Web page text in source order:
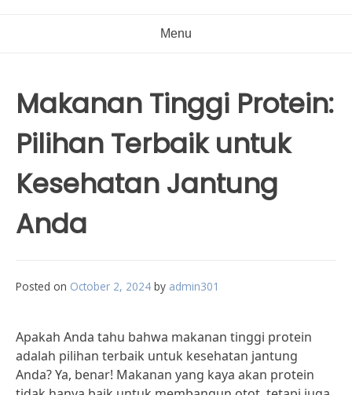
Menu
Makanan Tinggi Protein:
Pilihan Terbaik untuk
Kesehatan Jantung
Anda
Posted on October 2, 2024 by admin301
Apakah Anda tahu bahwa makanan tinggi protein
adalah pilihan terbaik untuk kesehatan jantung
Anda? Ya, benar! Makanan yang kaya akan protein